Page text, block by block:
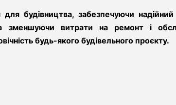
будівництва, забезпечуючи надійний
зменшуючи витрати на ремонт і
будь-якого будівельного проєкту.